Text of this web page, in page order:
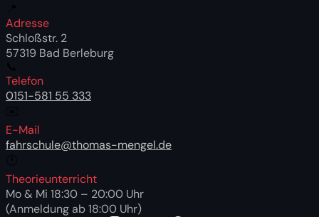
Adresse
Schloßstr. 2
57319 Bad Berleburg
Telefon
0151-581 55 333
E-Mail
fahrschule@thomas-mengel.de
Theorieunterricht
Mo & Mi 18:30 – 20:00 Uhr
(Anmeldung ab 18:00 Uhr)